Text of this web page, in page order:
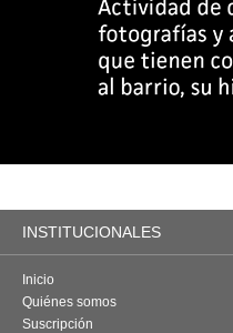
INSTITUCIONALES
Inicio
Quiénes somos
Suscripción